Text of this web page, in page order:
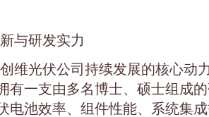
与研发实力
维光伏公司持续发展的核心动
有一支由多名博士、硕士组成
电池效率、组件性能、系统集